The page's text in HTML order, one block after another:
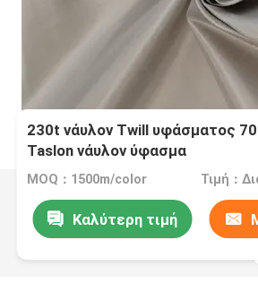
230t νάυλον Twill υφάσματος
Taslon νάυλον ύφασμα
MOQ：1500m/color
Καλύτερη τιμή